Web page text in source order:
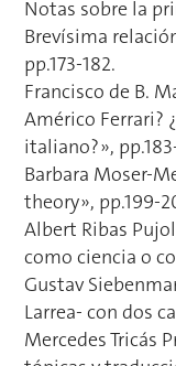
Notas sobre la
Brevísima
pp.173-182.
Francisco de B.
Américo Ferrari?
italiano? »,
Barbara Moser-
theory », pp.199-
Albert Ribas
como ciencia o
Gustav
Larrea- con dos
Mercedes Tricás